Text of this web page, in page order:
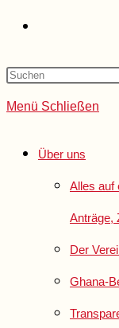
Menü Schließen
Über uns
Alles auf
Anträge,
Der
Ghana-